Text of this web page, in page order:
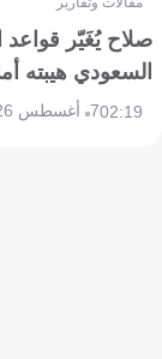
صلاح يُغَيّر
السعودي هيبته
02:197 أغسطس 2026